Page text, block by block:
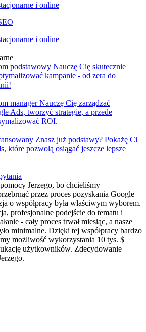
i online
i online
podstawowy Nauczę Cię skutecznie
kampanie - od zera do
manager Nauczę Cię zarządzać
Ads, tworzyć strategie, a przede
ROI.
Znasz już podstawy? Pokażę Ci
które pozwolą osiągać jeszcze lepsze
Jerzego, bo chcieliśmy
przez proces pozyskania Google
o współpracy była właściwym wyborem.
profesjonalne podejście do tematu i
- cały proces trwał miesiąc, a nasze
minimalne. Dzięki tej współpracy bardzo
możliwość wykorzystania 10 tys. $
użytkowników. Zdecydowanie